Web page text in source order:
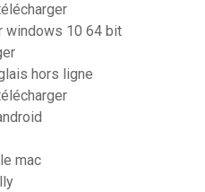
windows 10 64 bit
hors ligne
mac